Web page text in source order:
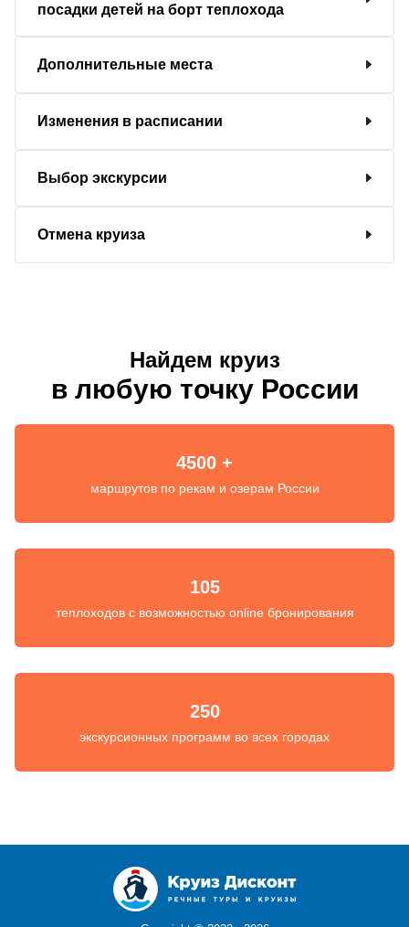
посадки детей на борт теплохода
Дополнительные места
Изменения в расписании
Выбор экскурсии
Отмена круиза
Найдем круиз
в любую точку России
4500 +
маршрутов по рекам и озерам России
105
теплоходов с возможностью online бронирования
250
экскурсионных программ во всех городах